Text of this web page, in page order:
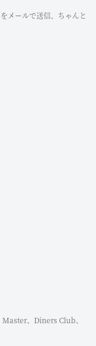
メールで送信、ちゃんと
Master、Diners Club、